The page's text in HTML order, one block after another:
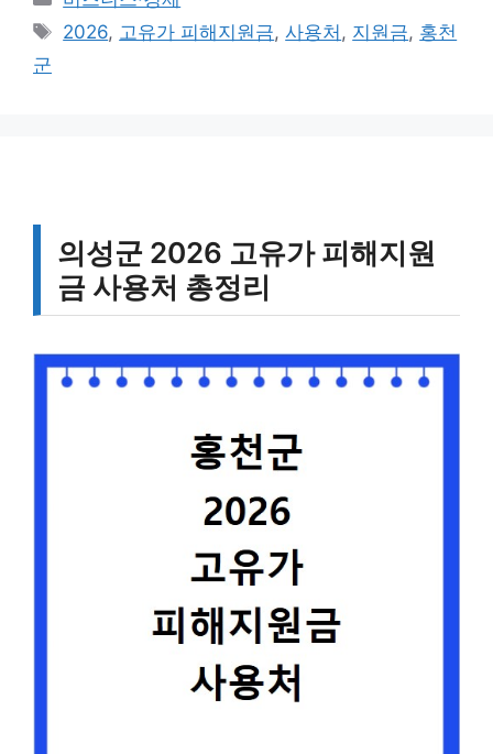
테
태
2026, 고유가 피해지원금,사용처 , 지원금, 홍천
군
의성군 2026 고유가 피해지원
금 사용처 총정리